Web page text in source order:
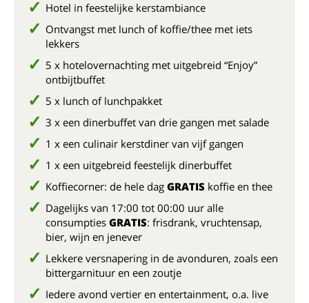
Hotel in feestelijke kerstambiance
Ontvangst met lunch of koffie/thee met iets
lekkers
5 x hotelovernachting met uitgebreid “Enjoy”
ontbijtbuffet
5 x lunch of lunchpakket
3 x een dinerbuffet van drie gangen met salade
1 x een culinair kerstdiner van vijf gangen
1 x een uitgebreid feestelijk dinerbuffet
Koffiecorner: de hele dag GRATIS koffie en thee
Dagelijks van 17:00 tot 00:00 uur alle
consumpties GRATIS: frisdrank, vruchtensap,
bier, wijn en jenever
Lekkere versnapering in de avonduren, zoals een
bittergarnituur en een zoutje
Iedere avond vertier en entertainment, o.a. live